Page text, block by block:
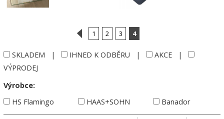
1 2 3 4
SKLADEM | IHNED K ODBĚRU | AKCE |
VÝPRODEJ
Výrobce:
HS Flamingo
HAAS+SOHN Banador